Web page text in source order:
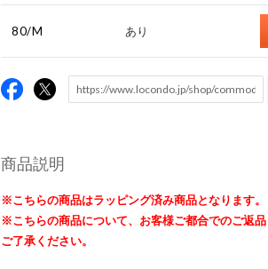
80/M あり
商品説明
※こちらの商品はラッピング済み商品となります。
※こちらの商品について、お客様ご都合でのご返
ご了承ください。